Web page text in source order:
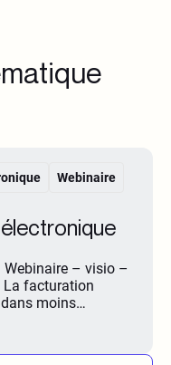
Webinaire
Webinaire – visio –
La facturation
moins…